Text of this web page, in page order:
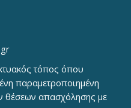
τόπος όπου
παραμετροποιημένη
θέσεων απασχόλησης με